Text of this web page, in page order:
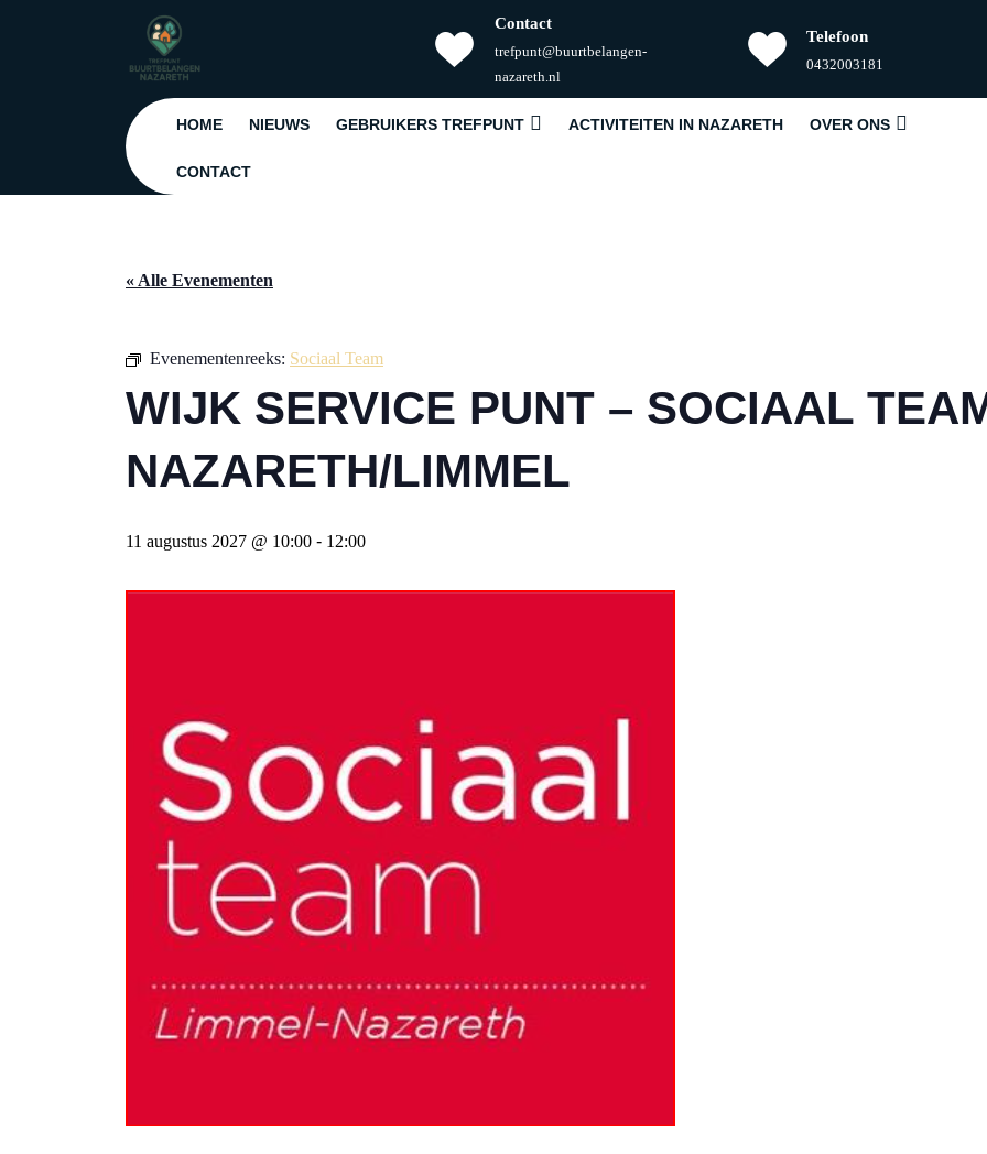
Contact
trefpunt@buurtbelangen-
nazareth.nlE-
mail
Telefoon
0432003181
HOME NIEUWS GEBRUIKERS TREFPUNT ACTIVITEITEN IN NAZARETH OVER ONS
CONTACT
« Alle Evenementen
Evenementenreeks: Sociaal Team
WIJK SERVICE PUNT – SOCIAAL
NAZARETH/LIMMEL
11 augustus 2027 @ 10:00 - 12:00